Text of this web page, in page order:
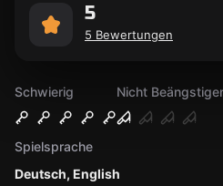
Schwierig
Nicht
Deutsch, English
Spielsprache
5
5 Bewertungen